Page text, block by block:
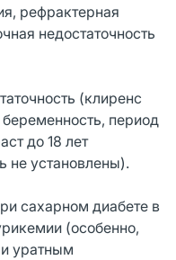
рефрактерная
недостаточность
(клиренс
период
до 18 лет
не установлены).
сахарном диабете в
(особенно,
уратным